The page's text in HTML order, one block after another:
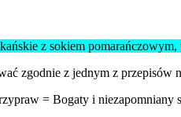
z sokiem
zgodnie z jednym z
= Bogaty i niezapomniany